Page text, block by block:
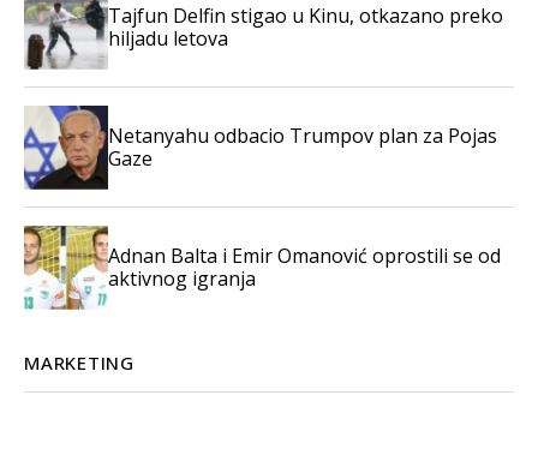
Tajfun Delfin stigao u Kinu, otkazano preko
hiljadu letova
Netanyahu odbacio Trumpov plan za Pojas
Gaze
Adnan Balta i Emir Omanović oprostili se od
aktivnog igranja
MARKETING